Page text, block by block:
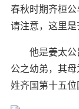
春秋时期齐桓公
请注意，这里是
他是姜太
公之幼弟，其
姓齐国第十五位